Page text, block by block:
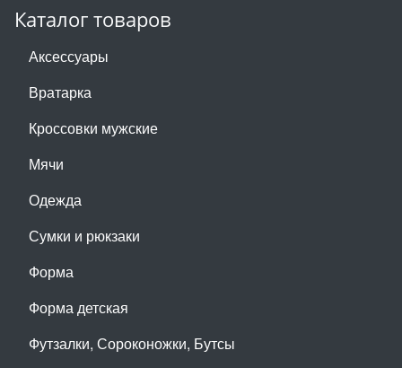
Каталог товаров
Аксессуары
Вратарка
Кроссовки мужские
Мячи
Одежда
Сумки и рюкзаки
Форма
Форма детская
Футзалки, Сороконожки, Бутсы